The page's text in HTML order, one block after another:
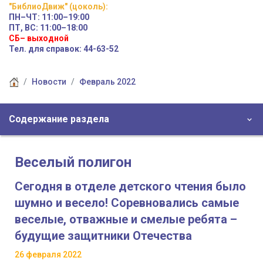
"БиблиоДвиж" (цоколь):
ПН–ЧТ: 11:00–19:00
ПТ, ВС: 11:00–18:00
СБ– выходной
Тел. для справок: 44-63-52
Новости Февраль 2022
Содержание раздела
Веселый полигон
Сегодня в отделе детского чтения было
шумно и весело! Соревновались самые
веселые, отважные и смелые ребята –
будущие защитники Отечества
26 февраля 2022